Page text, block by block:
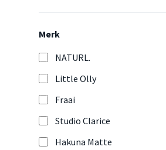
Merk
NATURL.
Little Olly
Fraai
Studio Clarice
Hakuna Matte